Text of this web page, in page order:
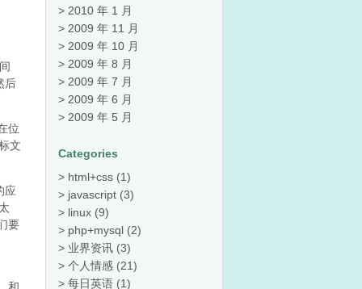
后
位
文
应
要
2010 年 1 月
2009 年 11 月
2009 年 10 月
2009 年 8 月
2009 年 7 月
2009 年 6 月
2009 年 5 月
Categories
html+css (1)
javascript (3)
linux (9)
php+mysql (2)
业界资讯 (3)
个人情感 (21)
每日英语 (1)